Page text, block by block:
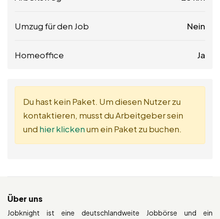
Umzug für den Job Nein
Homeoffice Ja
Du hast kein Paket. Um diesen Nutzer zu
kontaktieren, musst du Arbeitgeber sein
und hier klickenum ein Paket zu buchen.
Über uns
Jobknight ist eine deutschlandweite Jobbörse und ein